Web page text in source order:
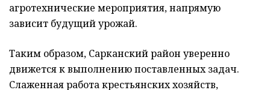
агротехнические мероприятия, напрямую
зависит будущий урожай.
Таким образом, Сарканский район уверенно
движется к выполнению поставленных задач.
Слаженная работа крестьянских хозяйств,